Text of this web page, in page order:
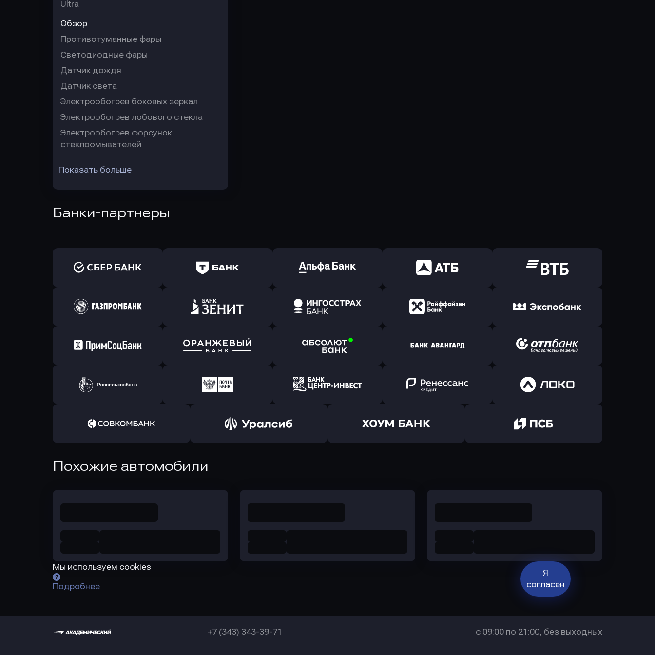
Ultra
Обзор
Противотуманные фары
Светодиодные фары
Датчик дождя
Датчик света
Электрообогрев боковых зеркал
Электрообогрев лобового стекла
Электрообогрев форсунок
стеклоомывателей
Показать больше
Банки-партнеры
Оправить заявку
в Сбербанк
Оправить заявку
в Т-Банк (Тинькофф)
Оправить заявку
в Альфа-Банк
Оправить заявку
в АТБ Банк
в ВТБ
Оправить заявку
в Газпромбанк
Оправить заявку
в Зенит Банк
Оправить заявку
в Ингосстрах Банк
в Райффайзен Банк
Оправить заявку
в Экспобанк
Оправить заявку
в Примсоцбанк
Оправить заявку
в Банк Оранжевый
Оправить заявку
в Абсолют Банк
Оправить заявку
в Банк Авангард
Оправить заявку
в ОТП БАНК
Оправить заявку
в РоссельхозБанк
Оправить заявку
в Почта Банк
Оправить заявку
Оправить заявку
в Ренессанс Банк
Оправить заявку
в Локо-Банк
в Совкомбанк
Похожие автомобили
Мы используем cookies
Подробнее
Я
согласен
+7 (343) 343-39-71 с 09:00 по 21:00, без выходных